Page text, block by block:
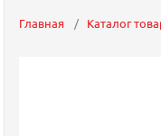
Главная Каталог